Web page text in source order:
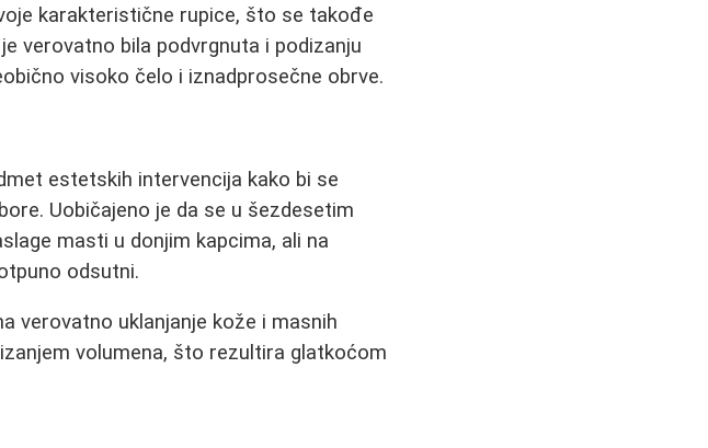
karakteristične rupice, što se takođe
verovatno bila podvrgnuta i podizanju
visoko čelo i iznadprosečne obrve.
estetskih intervencija kako bi se
Uobičajeno je da se u šezdesetim
masti u donjim kapcima, ali na
odsutni.
verovatno uklanjanje kože i masnih
volumena, što rezultira glatkoćom